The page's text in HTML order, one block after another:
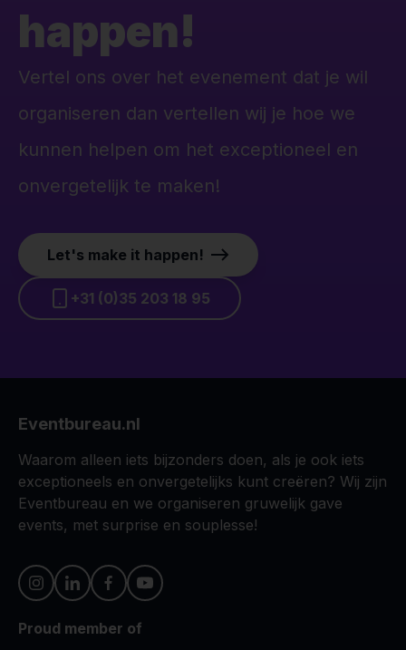
happen!
Vertel ons over het evenement dat je wil
organiseren dan vertellen wij je hoe we
kunnen helpen om het exceptioneel en
onvergetelijk te maken!
Let's make it happen!
+31 (0)35 203 18 95
Eventbureau.nl
Waarom alleen iets bijzonders doen, als je ook iets
exceptioneels en onvergetelijks kunt creëren? Wij zijn
Eventbureau en we organiseren gruwelijk gave
events, met surprise en souplesse!
Proud member of